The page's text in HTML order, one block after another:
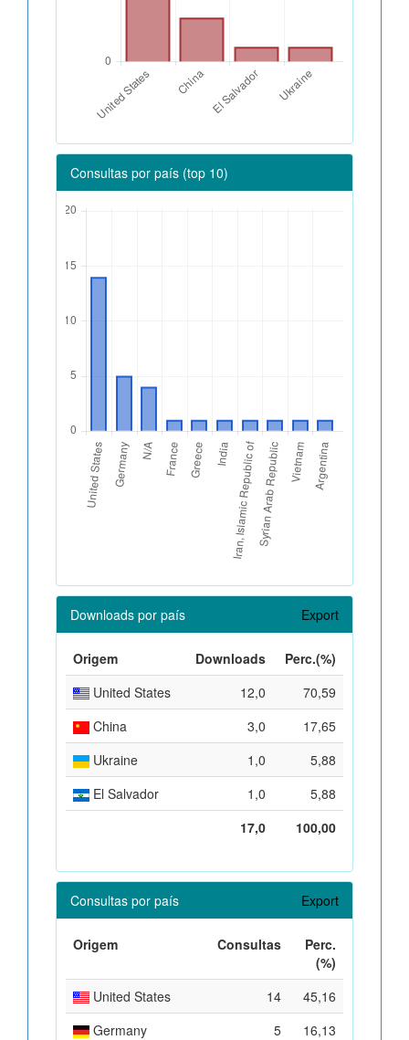
Consultas por país (top 10)
Downloads por país Export
Origem Downloads
Perc.(%)
United States
12,0
70,59
China
3,0
17,65
Ukraine
1,0
5,88
El Salvador
1,0
5,88
17,0
100,00
Consultas por país Export
Origem Consultas
Perc.
(%)
United States
14
45,16
Germany
5
16,13